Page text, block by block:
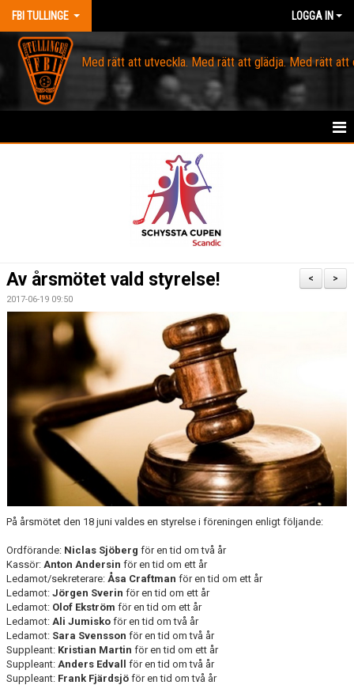
FBI TULLINGE LOGGA IN
Med rätt att utveckla. Med rätt att glädja. Med rätt att
KANSLI
KALENDER
VÅRA PARTNERS
FRITIDSKORTET
NYHETER
PROFILKLÄDER
ÖVERGÅNGSANSVARIG OCH ÖVERGÅNGSPOLICY
PLAY IT FORWARD
FBI TULLINGE HALL OF FAME
>
<
Av årsmötet vald styrelse!
2017-06-19 09:50
På årsmötet den 18 juni valdes en styrelse i föreningen enligt följande:
Ordförande: Niclas Sjöberg för en tid om två år
Kassör: Anton Andersin för en tid om ett år
Ledamot/sekreterare: Åsa Craftman för en tid om ett år
Ledamot: Jörgen Sverin för en tid om ett år
Ledamot: Olof Ekström för en tid om ett år
Ledamot: Ali Jumisko för en tid om två år
Ledamot: Sara Svensson för en tid om två år
Suppleant: Kristian Martin för en tid om ett år
Suppleant: Anders Edvall för en tid om två år
Suppleant: Frank Fjärdsjö för en tid om två år